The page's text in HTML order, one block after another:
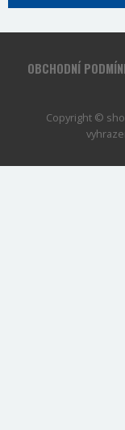
OBCHODNÍ
Copyright ©